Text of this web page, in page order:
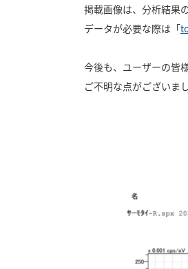
掲載画像は、分析結果
データが必要な際は「
今後も、ユーザーの皆
ご不明な点がございま